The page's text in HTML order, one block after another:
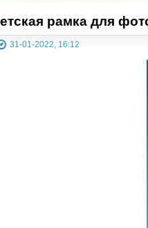
рамка для
31-01-2022, 16:12